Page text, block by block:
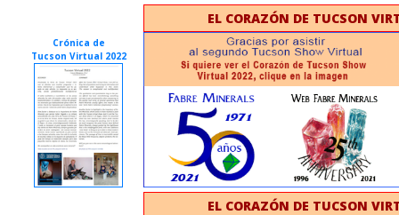
Crónica de
Tucson Virtual 2022
EL CORAZÓN DE TUCSON
EL CORAZÓN DE TUCSON